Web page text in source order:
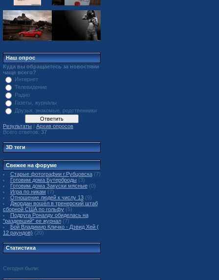
Наш опрос
Куда вы обращаетесь за новостями
чаще всего?
Интернет
Телевидение
Радио
Газеты, журналы
Друзья, знакомые, родственники
Результаты | Архив опросов
Всего ответов: 37
3D теги
Свежее на форуме
Старые фотографии г.Рубцовска (7)
Готовим дома Бутерброды (3)
Готовим дома Закуски мясные (0)
Игра по никам (7)
Отношение людей к числу 13 (9)
Джордан вошёл в тренерский штаб
сборной США по гольфу (5)
Подруга Роналду обиделась на
"раздевший" ее журнал (7)
Бой Владимир Кличко - Дэвид Хей (
12 раундов) (20)
Статистика
Сегодня были: